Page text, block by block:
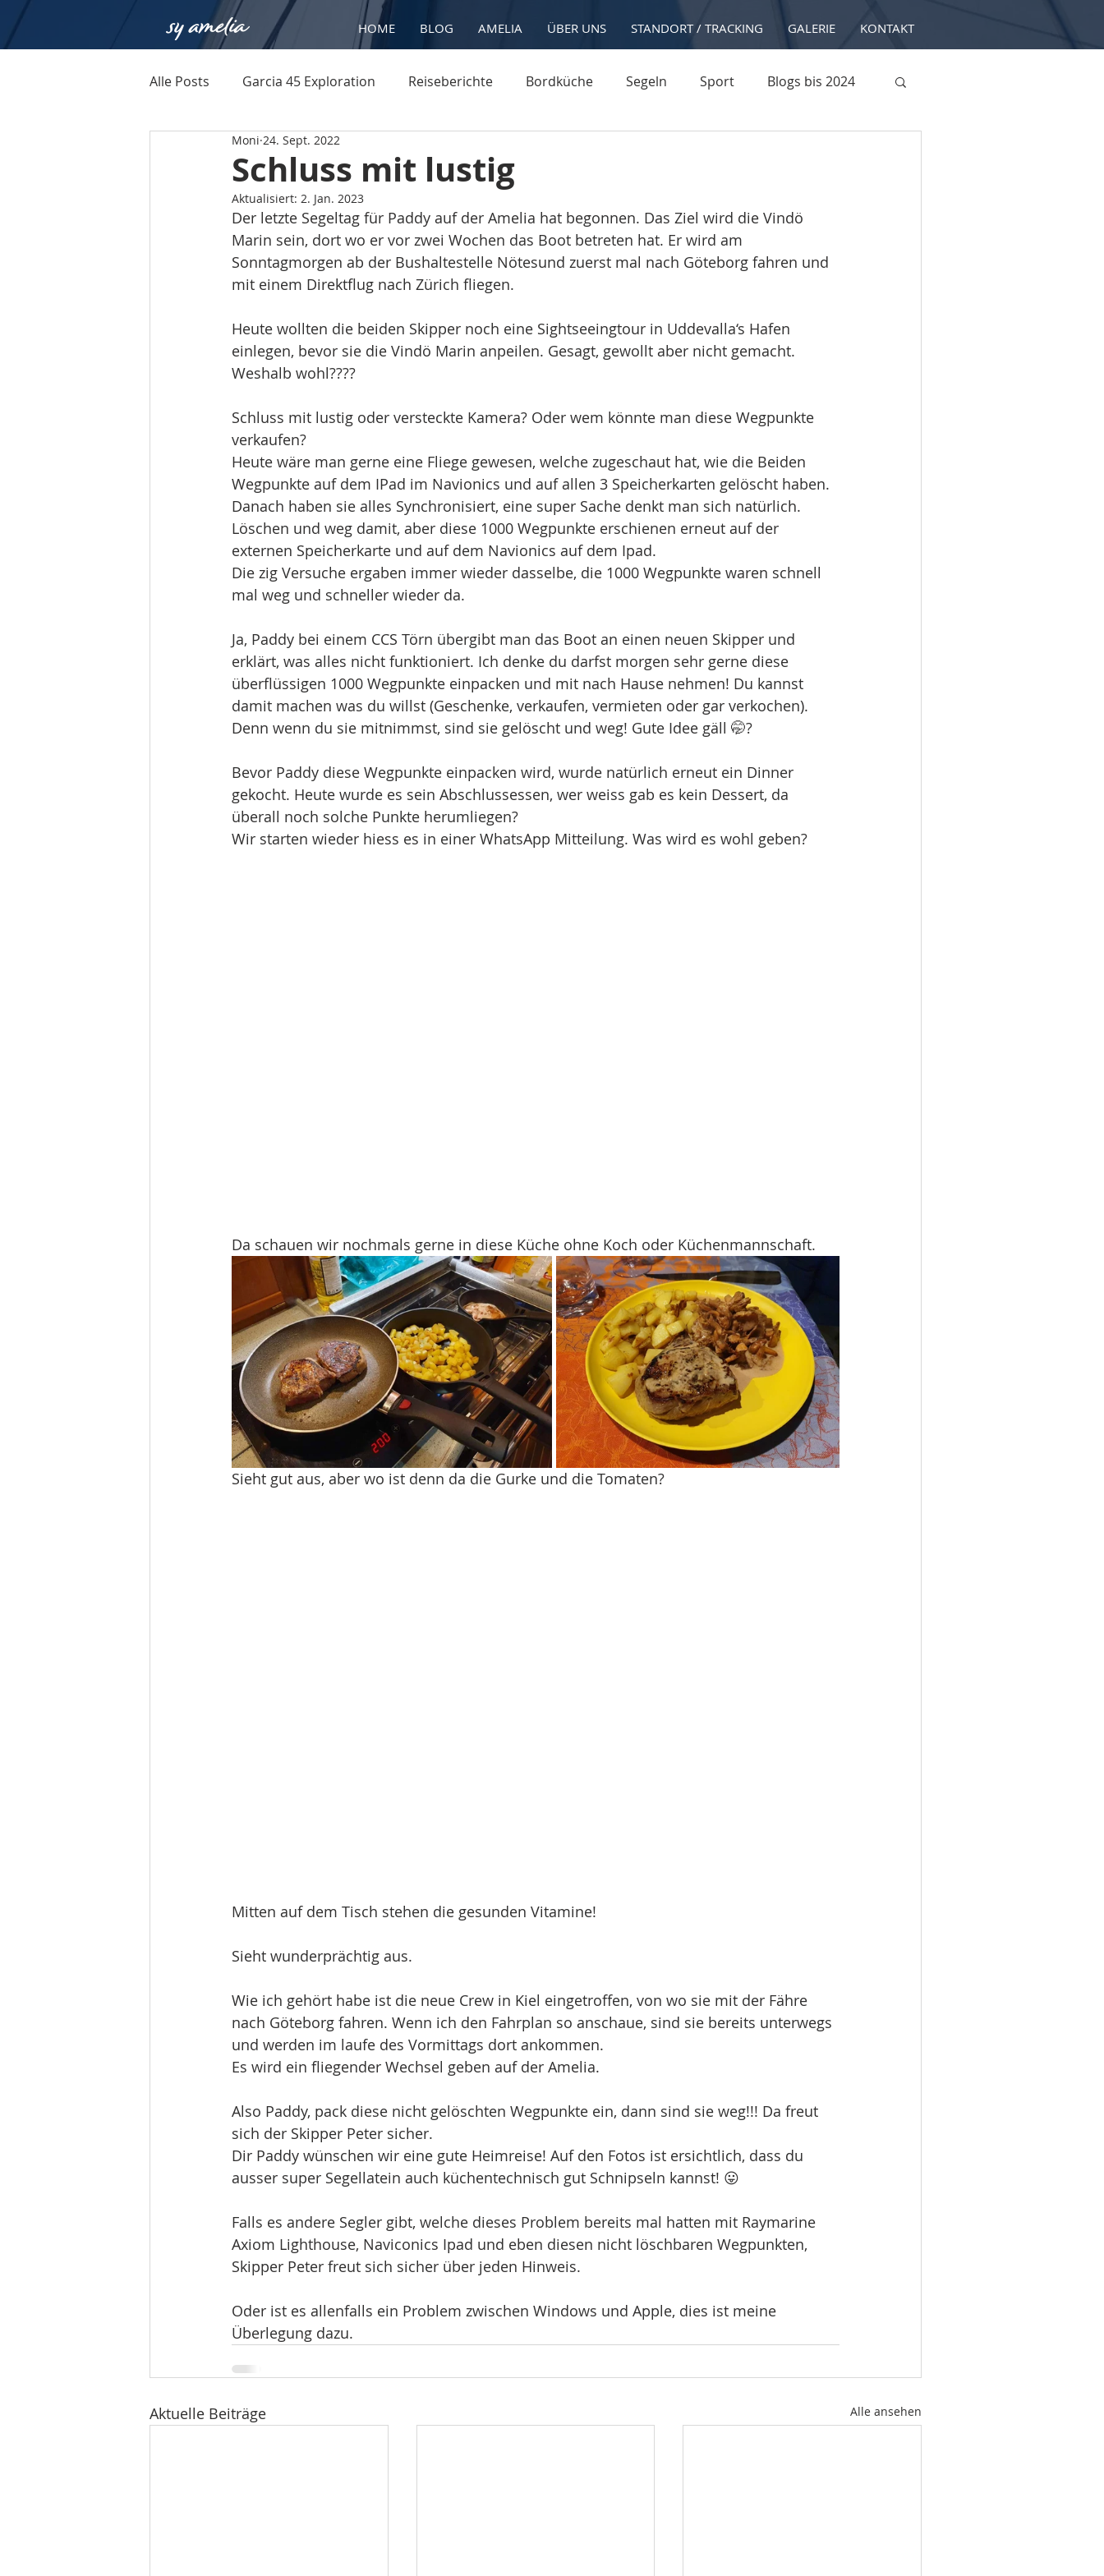
HOME BLOG AMELIA ÜBER UNS STANDORT / TRACKING GALERIE KONTAKT
Alle Posts Garcia 45 Exploration Reiseberichte Bordküche Segeln Sport Blogs bis 2024
Schluss mit lustig
Moni 24. Sept. 2022
Aktualisiert: 2. Jan. 2023
Der letzte Segeltag für Paddy auf der Amelia hat begonnen. Das Ziel wird die Vindö
Marin sein, dort wo er vor zwei Wochen das Boot betreten hat. Er wird am
Sonntagmorgen ab der Bushaltestelle Nötesund zuerst mal nach Göteborg fahren und
mit einem Direktflug nach Zürich fliegen.
Heute wollten die beiden Skipper noch eine Sightseeingtour in Uddevalla‘s Hafen
einlegen, bevor sie die Vindö Marin anpeilen. Gesagt, gewollt aber nicht gemacht.
Weshalb wohl????
Schluss mit lustig oder versteckte Kamera? Oder wem könnte man diese Wegpunkte
verkaufen?
Heute wäre man gerne eine Fliege gewesen, welche zugeschaut hat, wie die Beiden
Wegpunkte auf dem IPad im Navionics und auf allen 3 Speicherkarten gelöscht haben.
Danach haben sie alles Synchronisiert, eine super Sache denkt man sich natürlich.
Löschen und weg damit, aber diese 1000 Wegpunkte erschienen erneut auf der
externen Speicherkarte und auf dem Navionics auf dem Ipad.
Die zig Versuche ergaben immer wieder dasselbe, die 1000 Wegpunkte waren schnell
mal weg und schneller wieder da.
Ja, Paddy bei einem CCS Törn übergibt man das Boot an einen neuen Skipper und
erklärt, was alles nicht funktioniert. Ich denke du darfst morgen sehr gerne diese
überflüssigen 1000 Wegpunkte einpacken und mit nach Hause nehmen! Du kannst
damit machen was du willst (Geschenke, verkaufen, vermieten oder gar verkochen).
Denn wenn du sie mitnimmst, sind sie gelöscht und weg! Gute Idee gäll 🤭?
Bevor Paddy diese Wegpunkte einpacken wird, wurde natürlich erneut ein Dinner
gekocht. Heute wurde es sein Abschlussessen, wer weiss gab es kein Dessert, da
überall noch solche Punkte herumliegen?
Wir starten wieder hiess es in einer WhatsApp Mitteilung. Was wird es wohl geben?
Da schauen wir nochmals gerne in diese Küche ohne Koch oder Küchenmannschaft.
Sieht gut aus, aber wo ist denn da die Gurke und die Tomaten?
Mitten auf dem Tisch stehen die gesunden Vitamine!
Sieht wunderprächtig aus.
Wie ich gehört habe ist die neue Crew in Kiel eingetroffen, von wo sie mit der Fähre
nach Göteborg fahren. Wenn ich den Fahrplan so anschaue, sind sie bereits unterwegs
und werden im laufe des Vormittags dort ankommen.
Es wird ein fliegender Wechsel geben auf der Amelia.
Also Paddy, pack diese nicht gelöschten Wegpunkte ein, dann sind sie weg!!! Da freut
sich der Skipper Peter sicher.
Dir Paddy wünschen wir eine gute Heimreise! Auf den Fotos ist ersichtlich, dass du
ausser super Segellatein auch küchentechnisch gut Schnipseln kannst! 😛
Falls es andere Segler gibt, welche dieses Problem bereits mal hatten mit Raymarine
Axiom Lighthouse, Naviconics Ipad und eben diesen nicht löschbaren Wegpunkten,
Skipper Peter freut sich sicher über jeden Hinweis.
Oder ist es allenfalls ein Problem zwischen Windows und Apple, dies ist meine
Überlegung dazu.
Aktuelle Beiträge Alle ansehen